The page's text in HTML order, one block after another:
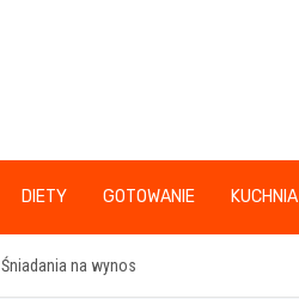
DIETY GOTOWANIE KUCHNIA
Śniadania na wynos